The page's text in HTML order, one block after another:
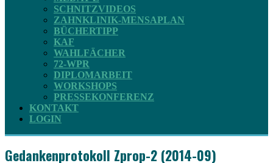
SCHNITZVIDEOS
ZAHNKLINIK-MENSAPLAN
BÜCHERTIPP
KAF
WAHLFÄCHER
72-WPR
DIPLOMARBEIT
WORKSHOPS
PRESSEKONFERENZ
KONTAKT
LOGIN
Gedankenprotokoll Zprop-2 (2014-09)